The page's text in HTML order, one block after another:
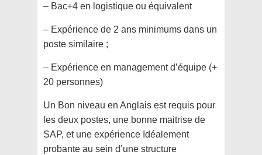
– Bac+4 en logistique ou équivalent
– Expérience de 2 ans minimums dans un
poste similaire ;
– Expérience en management d’équipe (+
20 personnes)
Un Bon niveau en Anglais est requis pour
les deux postes, une bonne maitrise de
SAP, et une expérience Idéalement
probante au sein d’une structure